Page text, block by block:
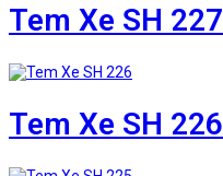
Tem Xe SH 227
Tem Xe SH 226